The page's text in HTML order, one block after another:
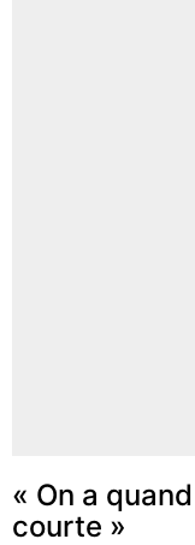
« On a
courte »